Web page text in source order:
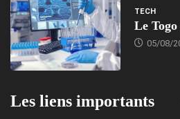
TECH
Le
05/08/
Les liens importants